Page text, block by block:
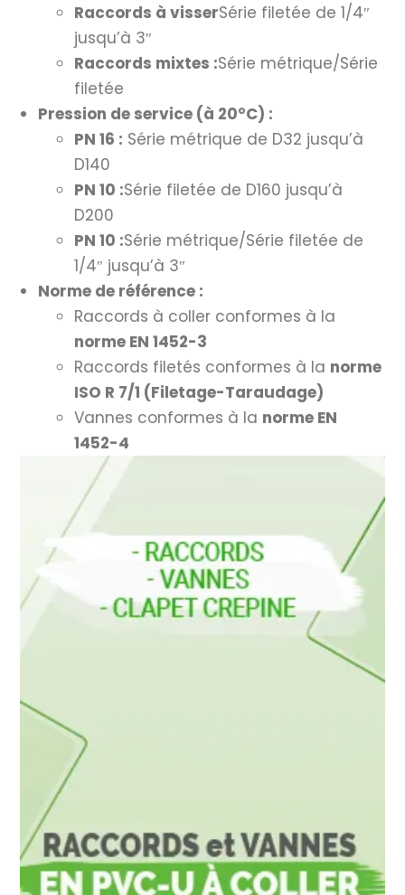
Raccords à visserSérie filetée de 1/4″
jusqu’à 3″
Raccords mixtes :Série métrique/Série
filetée
Pression de service (à 20°C) :
PN 16 : Série métrique de D32 jusqu’à
D140
PN 10 :Série filetée de D160 jusqu’à
D200
PN 10 :Série métrique/Série filetée de
1/4″ jusqu’à 3″
Norme de référence :
Raccords à coller conformes à la
norme EN 1452-3
Raccords filetés conformes à la norme
ISO R 7/1 (Filetage-Taraudage)
Vannes conformes à la norme EN
1452-4